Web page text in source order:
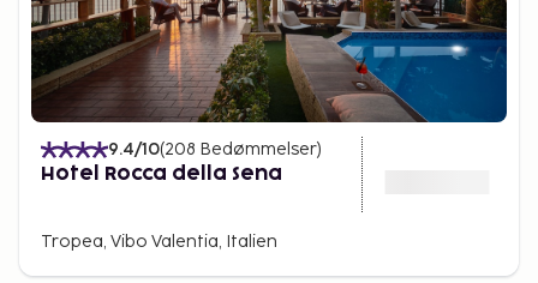
9.4/10(208 Bedømmelser)
Hotel Rocca della Sena
Tropea, Vibo Valentia, Italien